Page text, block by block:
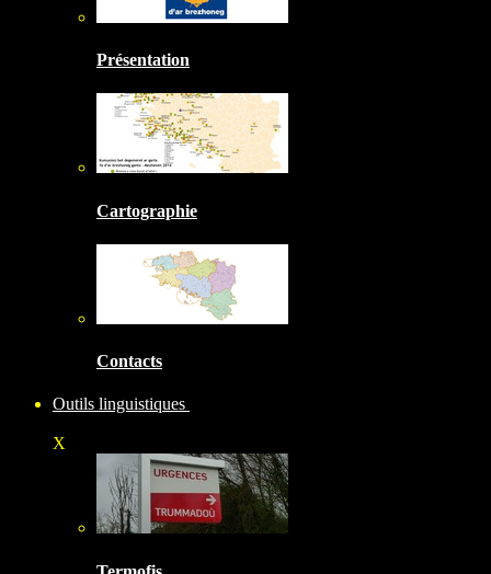
Présentation
Cartographie
Contacts
Outils linguistiques
X